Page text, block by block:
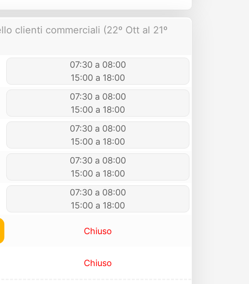
clienti commerciali (22º Ott al 21º
07:30 a 08:00
15:00 a 18:00
07:30 a 08:00
15:00 a 18:00
07:30 a 08:00
15:00 a 18:00
07:30 a 08:00
15:00 a 18:00
07:30 a 08:00
15:00 a 18:00
Chiuso
Chiuso